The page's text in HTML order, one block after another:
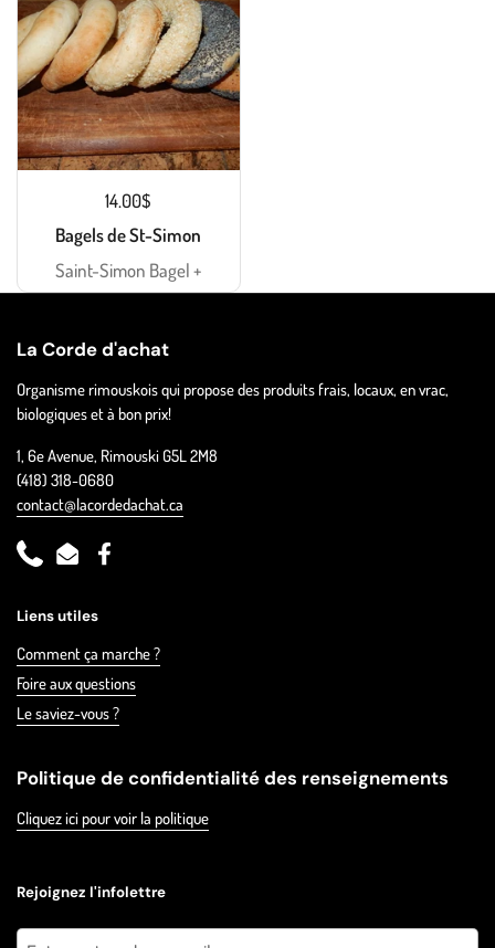
14.00$
Bagels de St-Simon
Saint-Simon Bagel +
La Corde d'achat
Organisme rimouskois qui propose des produits frais, locaux, en vrac,
biologiques et à bon prix!
1, 6e Avenue, Rimouski G5L 2M8
(418) 318-0680
contact@lacordedachat.ca
PhoneEmailFacebook
Liens utiles
Comment ça marche ?
Foire aux questions
Le saviez-vous ?
Politique de confidentialité des renseignements
Cliquez ici pour voir la politique
Rejoignez l'infolettre